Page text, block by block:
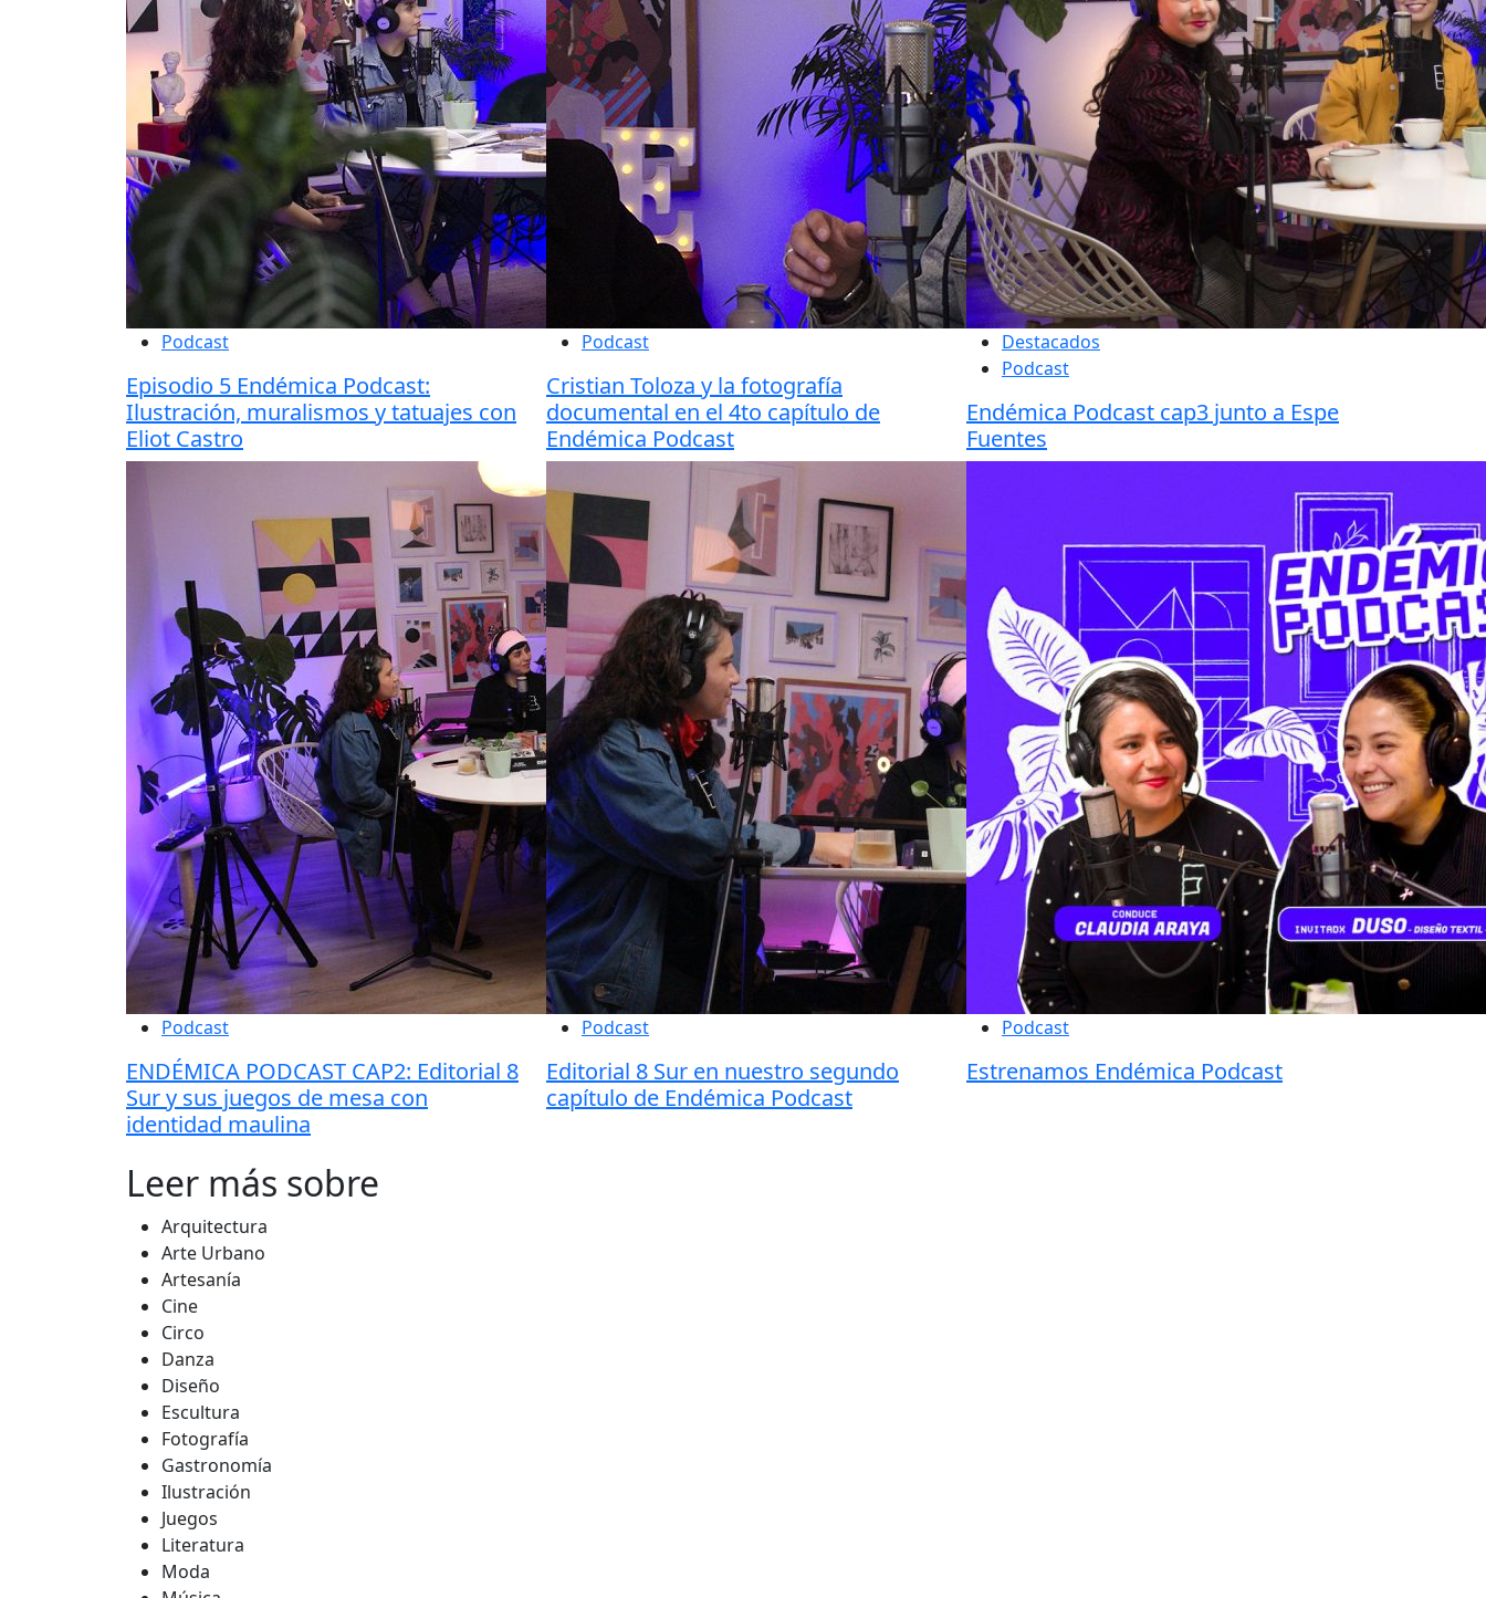
Podcast
Episodio 5 Endémica Podcast:
Ilustración, muralismos y tatuajes con
Eliot Castro
Podcast
Cristian Toloza y la fotografía
documental en el 4to capítulo de
Endémica Podcast
Destacados
Podcast
Endémica Podcast cap3 junto a Espe
Fuentes
Podcast
ENDÉMICA PODCAST CAP2: Editorial 8
Sur y sus juegos de mesa con
identidad maulina
Podcast
Editorial 8 Sur en nuestro segundo
capítulo de Endémica Podcast
Podcast
Estrenamos Endémica Podcast
Leer más sobre
Arquitectura
Arte Urbano
Artesanía
Cine
Circo
Danza
Diseño
Escultura
Fotografía
Gastronomía
Ilustración
Juegos
Literatura
Moda